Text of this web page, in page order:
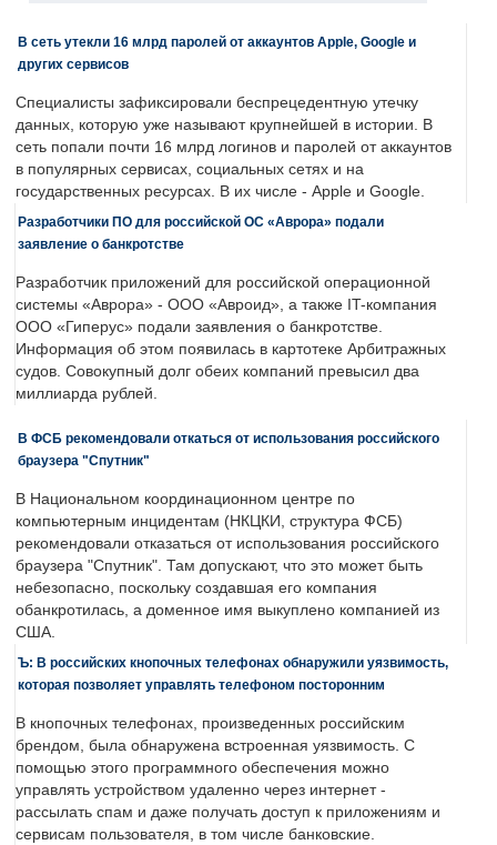
В сеть утекли 16 млрд паролей от аккаунтов Apple, Google и
других сервисов
Специалисты зафиксировали беспрецедентную утечку
данных, которую уже называют крупнейшей в истории. В
сеть попали почти 16 млрд логинов и паролей от аккаунтов
в популярных сервисах, социальных сетях и на
государственных ресурсах. В их числе - Apple и Google.
Разработчики ПО для российской ОС «Аврора» подали
заявление о банкротстве
Разработчик приложений для российской операционной
системы «Аврора» - ООО «Авроид», а также IT-компания
ООО «Гиперус» подали заявления о банкротстве.
Информация об этом появилась в картотеке Арбитражных
судов. Совокупный долг обеих компаний превысил два
миллиарда рублей.
В ФСБ рекомендовали откаться от использования российского
браузера "Спутник"
В Национальном координационном центре по
компьютерным инцидентам (НКЦКИ, структура ФСБ)
рекомендовали отказаться от использования российского
браузера "Спутник". Там допускают, что это может быть
небезопасно, поскольку создавшая его компания
обанкротилась, а доменное имя выкуплено компанией из
США.
Ъ: В российских кнопочных телефонах обнаружили уязвимость,
которая позволяет управлять телефоном посторонним
В кнопочных телефонах, произведенных российским
брендом, была обнаружена встроенная уязвимость. С
помощью этого программного обеспечения можно
управлять устройством удаленно через интернет -
рассылать спам и даже получать доступ к приложениям и
сервисам пользователя, в том числе банковские.